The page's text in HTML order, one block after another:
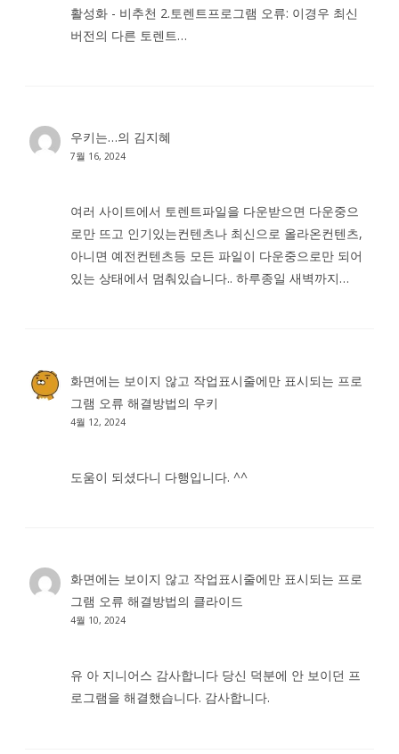
활성화 - 비추천 2.토렌트프로그램 오류: 이경우 최신
버전의 다른 토렌트…
우키는…의 김지혜
7월 16, 2024
여러 사이트에서 토렌트파일을 다운받으면 다운중으
로만 뜨고 인기있는컨텐츠나 최신으로 올라온컨텐츠,
아니면 예전컨텐츠등 모든 파일이 다운중으로만 되어
있는 상태에서 멈춰있습니다.. 하루종일 새벽까지…
화면에는 보이지 않고 작업표시줄에만 표시되는 프로
그램 오류 해결방법의 우키
4월 12, 2024
도움이 되셨다니 다행입니다. ^^
화면에는 보이지 않고 작업표시줄에만 표시되는 프로
그램 오류 해결방법의 클라이드
4월 10, 2024
유 아 지니어스 감사합니다 당신 덕분에 안 보이던 프
로그램을 해결했습니다. 감사합니다.